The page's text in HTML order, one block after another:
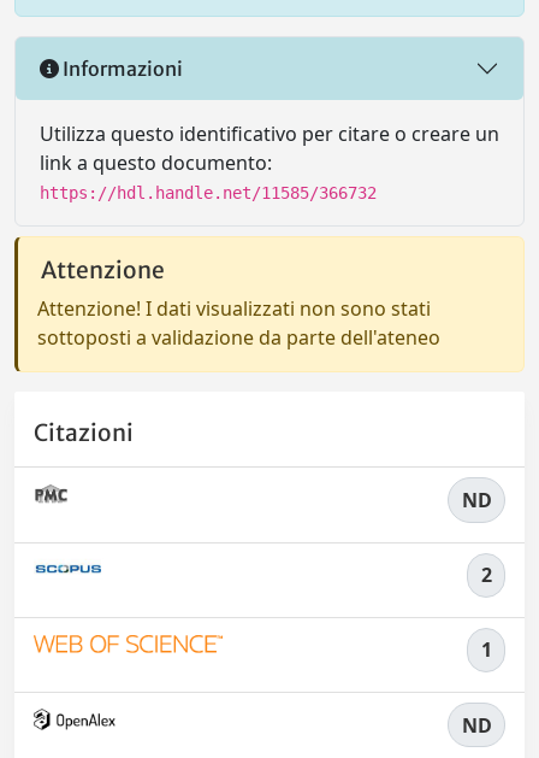
Informazioni
Utilizza questo identificativo per citare o creare un
link a questo documento:
https://hdl.handle.net/11585/366732
Attenzione
Attenzione! I dati visualizzati non sono stati
sottoposti a validazione da parte dell'ateneo
Citazioni
ND
2
1
ND